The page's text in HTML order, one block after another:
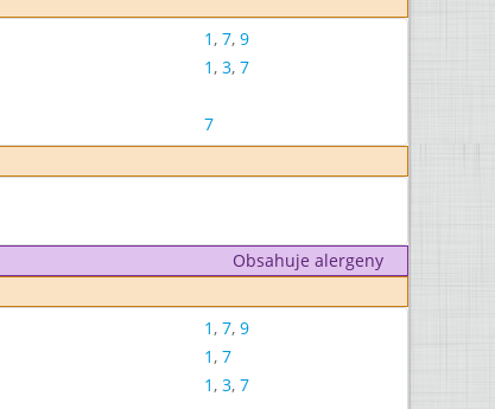
1, 7, 9
1, 3, 7
7
Obsahuje alergeny
1, 7, 9
1, 7
1, 3, 7